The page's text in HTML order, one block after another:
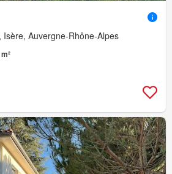
Isère, Auvergne-Rhône-Alpes